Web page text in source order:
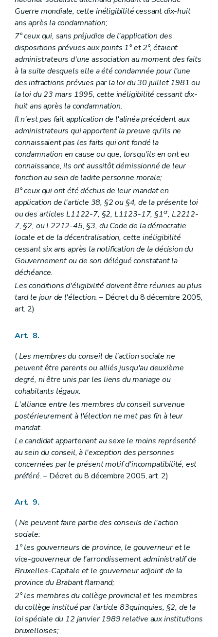
Section2ter
De la tutelle sur les actes des associations visées au chapitre XII
Art.112sexies
Art.112septies
Section3 De l'envoi d'un commissaire spécial
Art. 113
Chapitre X Du contentieux et des actions judiciaires
Art. 114
Art. 115
Art.115bis
Art.115ter
Chapitre XI Du(conseil supérieur de l'action sociale)
Art. 116
Art. 117
Chapitre XII Des associations
Art. 118
Art. 119
Art. 120
Art. 121
Art. 121bis
Art. 122
Art. 123
Art. 124
Art. 125
Art. 126
Art. 127
Art. 128
Art. 129
Art. 130
Art. 131
Art. 132
Art. 133
Art. 134
Art. 135
Chapitre
Art.135quater
Art.135quinquies
Art.
135
sexies
Section3
Utilisation et contrôle de l'utilisation des subventions
Art.135septies
Art.135octies
Section
Restitution des subventions
– Décret du 31 janvier 2013, art. 14)
Art.135novies
Chapitre XIII
Art. 136
Art. 137
Art. 138
Art. 139
Art. 140
Art. 143
Art. 145
Art. 146
Art. 148
Art. 149
Art. 150
Art. 151
Guerre mondiale, cette inéligibilité cessant dix-huit
ans après la condamnation;
7° ceux qui, sans préjudice de l'application des
dispositions prévues aux points 1° et 2°, étaient
administrateurs d'une association au moment des faits
à la suite desquels elle a été condamnée pour l'une
des infractions prévues par la loi du 30 juillet 1981 ou
la loi du 23 mars 1995, cette inéligibilité cessant dix-
huit ans après la condamnation.
Il n'est pas fait application de l'alinéa précédent aux
administrateurs qui apportent la preuve qu'ils ne
connaissaient pas les faits qui ont fondé la
condamnation en cause ou que, lorsqu'ils en ont eu
connaissance, ils ont aussitôt démissionné de leur
fonction au sein de ladite personne morale;
8° ceux qui ont été déchus de leur mandat en
application de l'article 38, §2 ou §4, de la présente loi
ou des articles L1122-7, §2, L1123-17, §1er, L2212-
7, §2, ou L2212-45, §3, du Code de la démocratie
locale et de la décentralisation, cette inéligibilité
cessant six ans après la notification de la décision du
Gouvernement ou de son délégué constatant la
déchéance.
Les conditions d'éligibilité doivent être réunies au plus
tard le jour de l'élection. – Décret du 8 décembre 2005,
art. 2)
Art. 8.
(Les membres du conseil de l'action sociale ne
peuvent être parents ou alliés jusqu'au deuxième
degré, ni être unis par les liens du mariage ou
cohabitants légaux.
L'alliance entre les membres du conseil survenue
postérieurement à l'élection ne met pas fin à leur
mandat.
Le candidat appartenant au sexe le moins représenté
au sein du conseil, à l'exception des personnes
concernées par le présent motif d'incompatibilité, est
préféré.– Décret du 8 décembre 2005, art. 2)
Art. 9.
(Ne peuvent faire partie des conseils de l'action
sociale:
1° les gouverneurs de province, le gouverneur et le
vice-gouverneur de l'arrondissement administratif de
Bruxelles-Capitale et le gouverneur adjoint de la
province du Brabant flamand;
2° les membres du collège provincial et les membres
du collège institué par l'article 83quinquies, §2, de la
loi spéciale du 12 janvier 1989 relative aux institutions
bruxelloises;